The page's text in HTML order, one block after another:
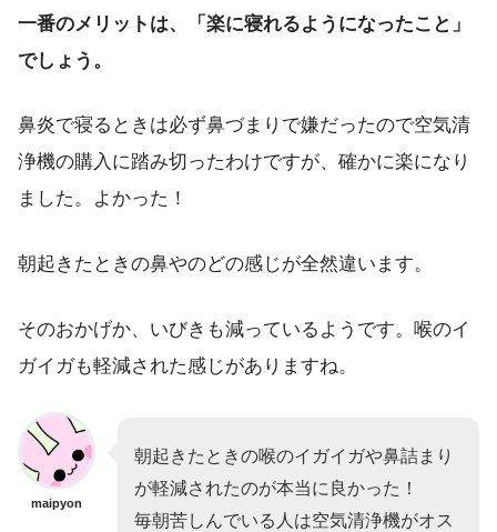
一番のメリットは、「楽に寝れるようになったこと」
でしょう。
鼻炎で寝るときは必ず鼻づまりで嫌だったので空気清
浄機の購入に踏み切ったわけですが、確かに楽になり
ました。よかった！
朝起きたときの鼻やのどの感じが全然違います。
そのおかげか、いびきも減っているようです。喉のイ
ガイガも軽減された感じがありますね。
maipyon
朝起きたときの喉のイガイガや鼻詰まり
が軽減されたのが本当に良かった！
毎朝苦しんでいる人は空気清浄機がオス